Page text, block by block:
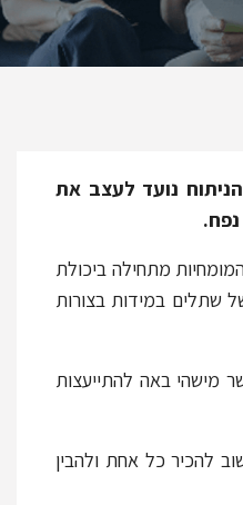
הניתוח נועד לעצב את
מתחילה ביכולת
שתלים במידות בצורות
למשל ניתוח הגדלת חזה מוגבל לנשים מגיל 21 ומעלה. כאשר מישהי באה להתייעצות
להכיר כל אחת ולהבין